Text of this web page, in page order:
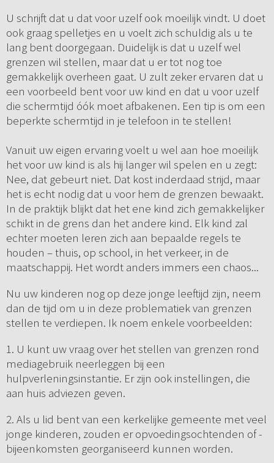
U schrijft dat u dat voor uzelf ook moeilijk vindt. U doet
ook graag spelletjes en u voelt zich schuldig als u te
lang bent doorgegaan. Duidelijk is dat u uzelf wel
grenzen wil stellen, maar dat u er tot nog toe
gemakkelijk overheen gaat. U zult zeker ervaren dat u
een voorbeeld bent voor uw kind en dat u voor uzelf
die schermtijd óók moet afbakenen. Een tip is om een
beperkte schermtijd in je telefoon in te stellen!
Vanuit uw eigen ervaring voelt u wel aan hoe moeilijk
het voor uw kind is als hij langer wil spelen en u zegt:
Nee, dat gebeurt niet. Dat kost inderdaad strijd, maar
het is echt nodig dat u voor hem de grenzen bewaakt.
In de praktijk blijkt dat het ene kind zich gemakkelijker
schikt in de grens dan het andere kind. Elk kind zal
echter moeten leren zich aan bepaalde regels te
houden – thuis, op school, in het verkeer, in de
maatschappij. Het wordt anders immers een chaos...
Nu uw kinderen nog op deze jonge leeftijd zijn, neem
dan de tijd om u in deze problematiek van grenzen
stellen te verdiepen. Ik noem enkele voorbeelden:
1. U kunt uw vraag over het stellen van grenzen rond
mediagebruik neerleggen bij een
hulpverleningsinstantie. Er zijn ook instellingen, die
aan huis adviezen geven.
2. Als u lid bent van een kerkelijke gemeente met veel
jonge kinderen, zouden er opvoedingsochtenden of -
bijeenkomsten georganiseerd kunnen worden.